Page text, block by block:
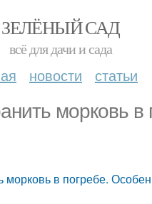
ЗЕЛЁНЫЙ САД
всё для дачи и сада
новости статьи
морковь
морковь в погребе.